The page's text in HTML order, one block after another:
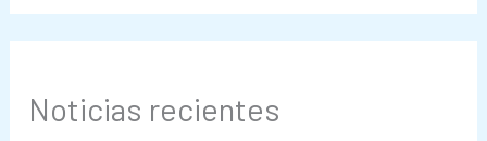
Noticias recientes